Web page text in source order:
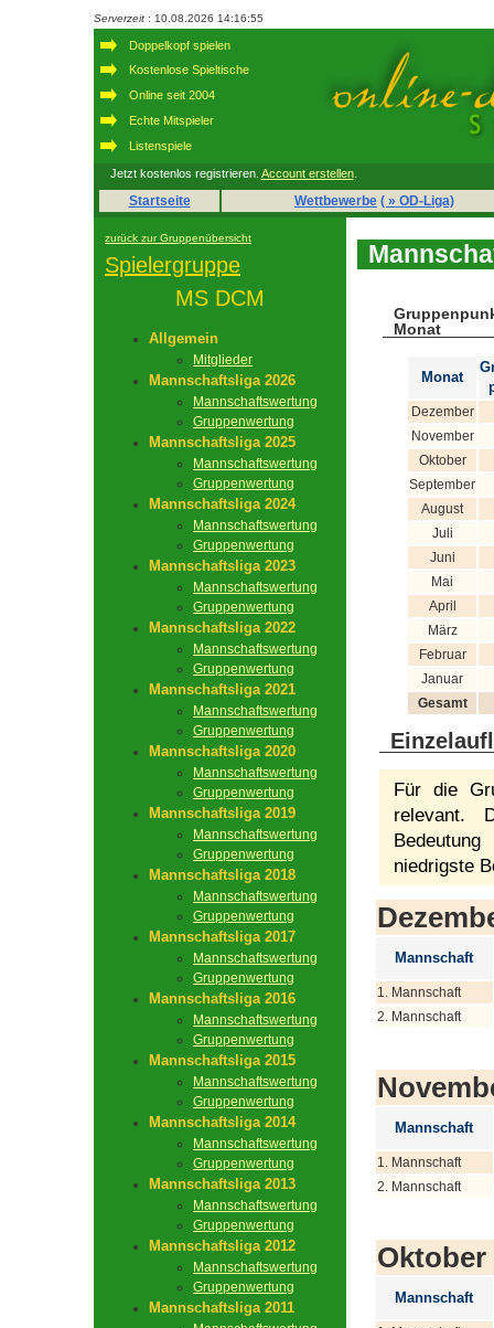
Serverzeit : 10.08.2026 14:16:55
Doppelkopf spielen
Kostenlose Spieltische
Online seit 2004
Echte Mitspieler
Listenspiele
Jetzt kostenlos registrieren. Account erstellen.
Startseite Wettbewerbe ( » OD-Liga)
zurück zur Gruppenübersicht
Spielergruppe
MS DCM
Allgemein
Mitglieder
Mannschaftsliga 2026
Mannschaftswertung
Gruppenwertung
Mannschaftsliga 2025
Mannschaftswertung
Gruppenwertung
Mannschaftsliga 2024
Mannschaftswertung
Gruppenwertung
Mannschaftsliga 2023
Mannschaftswertung
Gruppenwertung
Mannschaftsliga 2022
Mannschaftswertung
Gruppenwertung
Mannschaftsliga 2021
Mannschaftswertung
Gruppenwertung
Mannschaftsliga 2020
Mannschaftswertung
Gruppenwertung
Mannschaftsliga 2019
Mannschaftswertung
Gruppenwertung
Mannschaftsliga 2018
Mannschaftswertung
Gruppenwertung
Mannschaftsliga 2017
Mannschaftswertung
Gruppenwertung
Mannschaftsliga 2016
Mannschaftswertung
Gruppenwertung
Mannschaftsliga 2015
Mannschaftswertung
Gruppenwertung
Mannschaftsliga 2014
Mannschaftswertung
Gruppenwertung
Mannschaftsliga 2013
Mannschaftswertung
Gruppenwertung
Mannschaftsliga 2012
Mannschaftswertung
Gruppenwertung
Mannschaftsliga 2011
Monat
Monat
Dezember
November
Oktober
September
August
Juli
Juni
Mai
April
März
Februar
Januar
Gesamt
Für die
relevant.
niedrigste
Mannschaft
1. Mannschaft
2. Mannschaft
Mannschaft
1. Mannschaft
2. Mannschaft
Oktober
Mannschaft